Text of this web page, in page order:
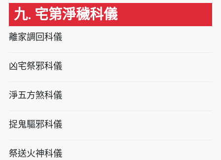
九. 宅第淨穢科儀
離家調回科儀
凶宅祭邪科儀
淨五方煞科儀
捉鬼驅邪科儀
祭送火神科儀